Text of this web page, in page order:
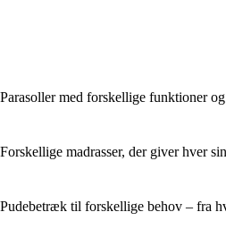
Parasoller med forskellige funktioner
Forskellige madrasser, der giver hver
Pudebetræk til forskellige behov – fra